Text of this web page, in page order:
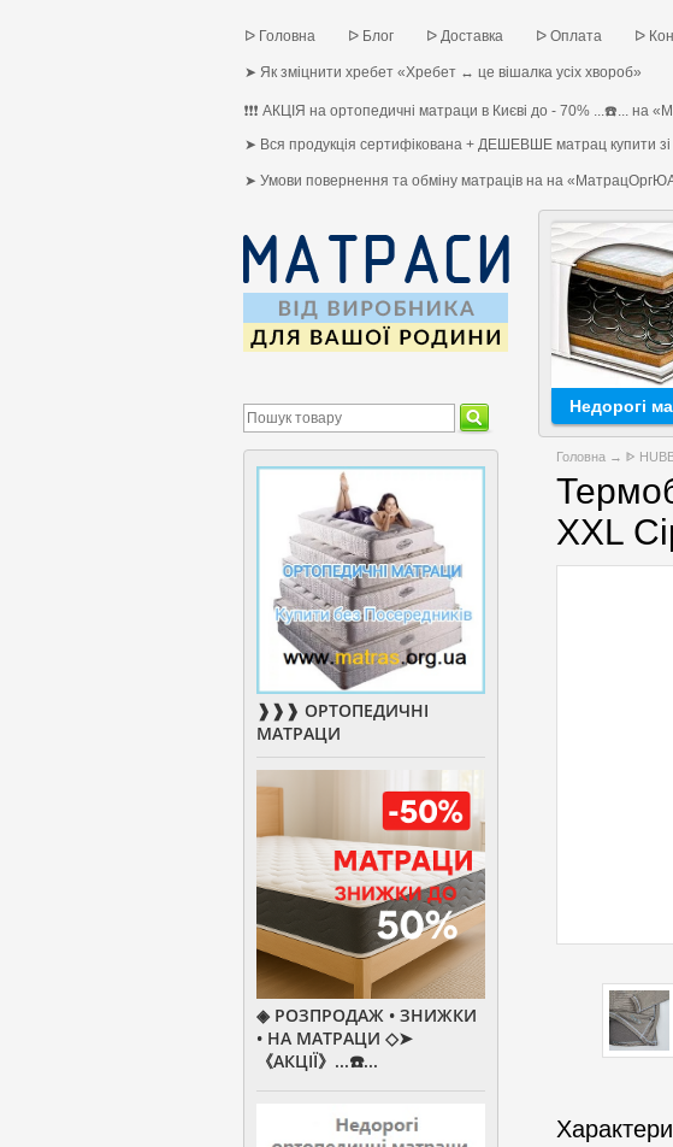
ᐅ Головна ᐅ Блог ᐅ Доставка ᐅ Оплата ᐅ
➤ Як зміцнити хребет «Хребет ↔ це вішалка усіх хвороб»
❗❗❗ АКЦІЯ на ортопедичні матраци в Києві до - 70% ...☎️... на
➤ Вся продукція сертифікована + ДЕШЕВШЕ матрац купити
➤ Умови повернення та обміну матраців на на
Недорогі
Головна → ᐈ
XXL
❱❱❱ ОРТОПЕДИЧНІ
МАТРАЦИ
◈ РОЗПРОДАЖ • ЗНИЖКИ
• НА МАТРАЦИ ◇➤
《АКЦІЇ》...☎️...